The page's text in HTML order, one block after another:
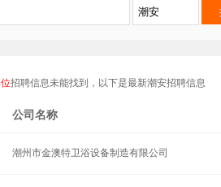
招聘信息未能找到，以下是最新潮安招聘信息
公司名称
潮州市金澳特卫浴设备制造有限公司